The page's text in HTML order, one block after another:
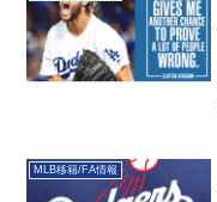
MLB移籍/FA情報